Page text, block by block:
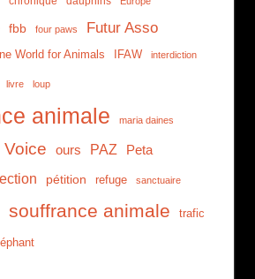
fbb four paws Futur Asso
World for Animals IFAW interdiction
livre loup
animale maria daines
Voice ours PAZ Peta
pétition refuge sanctuaire
souffrance animale trafic